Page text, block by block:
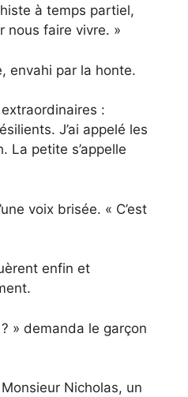
à temps partiel,
nous faire vivre. »
envahi par la honte.
:
J’ai appelé les
La petite s’appelle
voix brisée. « C’est
enfin et
» demanda le garçon
Nicholas, un